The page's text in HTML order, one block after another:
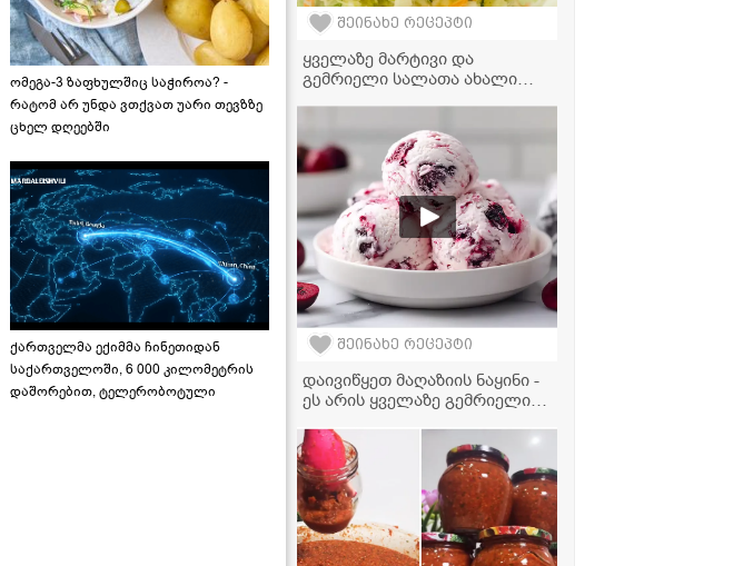
ომეგა-3 ზაფხულშიც საჭიროა? -
რატომ არ უნდა ვთქვათ უარი თევზზე
ცხელ დღეებში
ქართველმა ექიმმა ჩინეთიდან
საქართველოში, 6 000 კილომეტრის
დაშორებით, ტელერობოტული
შეინახე რეცეპტი
ყველაზე მარტივი და
გემრიელი სალათა ახალი
შეინახე რეცეპტი
დაივიწყეთ მაღაზიის ნაყინი -
ეს არის ყველაზე გემრიელი